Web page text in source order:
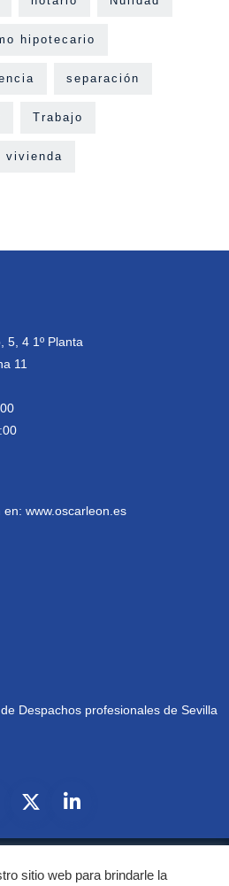
hipotecario
separación
Trabajo
vivienda
5, 4 1º Planta
11
en: www.oscarleon.es
Despachos profesionales de Sevilla
Abogados
sitio web para brindarle la